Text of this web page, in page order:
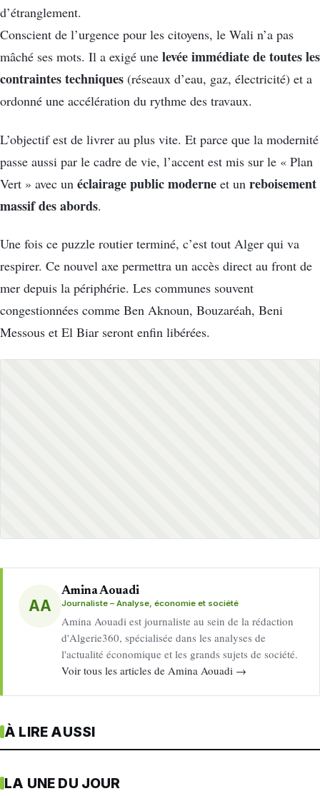
d’étranglement.
Conscient de l’urgence pour les citoyens, le Wali n’a pas
mâché ses mots. Il a exigé une levée immédiate de toutes les
contraintes techniques (réseaux d’eau, gaz, électricité) et a
ordonné une accélération du rythme des travaux.
L’objectif est de livrer au plus vite. Et parce que la modernité
passe aussi par le cadre de vie, l’accent est mis sur le « Plan
Vert » avec un éclairage public moderne et un reboisement
massif des abords.
Une fois ce puzzle routier terminé, c’est tout Alger qui va
respirer. Ce nouvel axe permettra un accès direct au front de
mer depuis la périphérie. Les communes souvent
congestionnées comme Ben Aknoun, Bouzaréah, Beni
Messous et El Biar seront enfin libérées.
AA
Amina Aouadi
Journaliste – Analyse, économie et société
Amina Aouadi est journaliste au sein de la rédaction
d'Algerie360, spécialisée dans les analyses de
l'actualité économique et les grands sujets de société.
Voir tous les articles de Amina Aouadi →
À LIRE AUSSI
LA UNE DU JOUR